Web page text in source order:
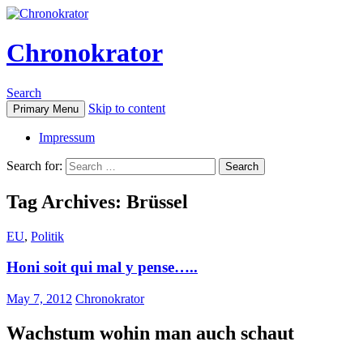
Chronokrator
Search
Primary Menu Skip to content
Impressum
Search for:
Tag Archives: Brüssel
EU, Politik
Honi soit qui mal y pense…..
May 7, 2012 Chronokrator
Wachstum wohin man auch schaut